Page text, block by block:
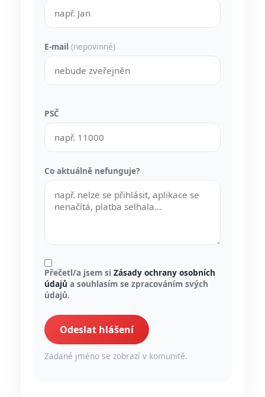
E-mail (nepovinné)
PSČ
Co aktuálně nefunguje?
Přečetl/a jsem si Zásady ochrany osobních
údajů a souhlasím se zpracováním svých
údajů.
Odeslat hlášení
Zadané jméno se zobrazí v komunitě.